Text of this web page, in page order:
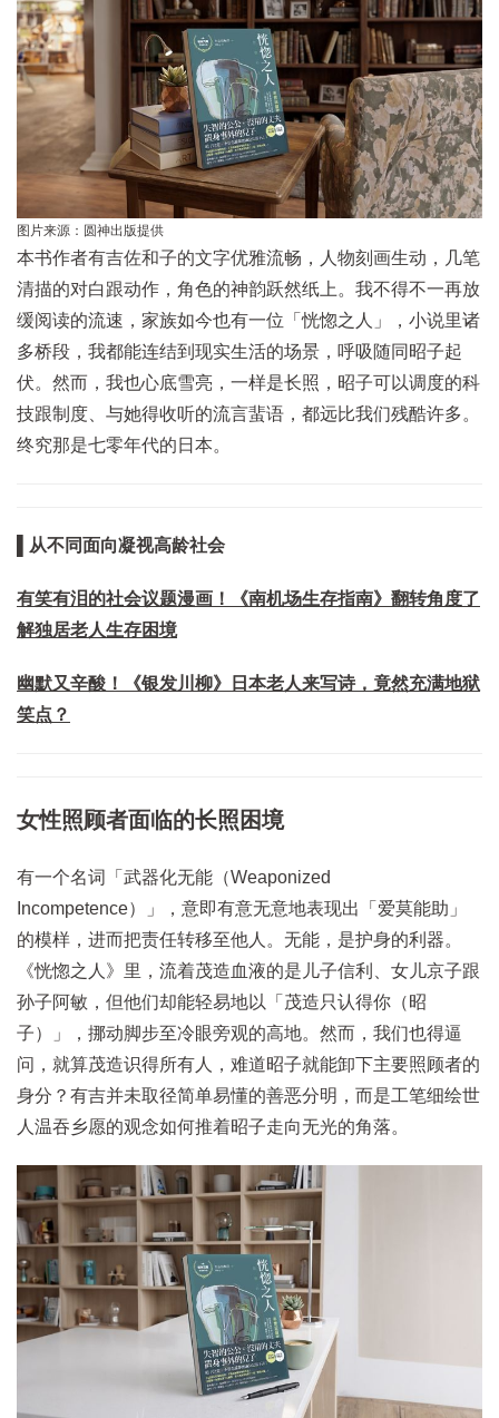
图片来源：圆神出版提供
本书作者有吉佐和子的文字优雅流畅，人物刻画生动，几笔
清描的对白跟动作，角色的神韵跃然纸上。我不得不一再放
缓阅读的流速，家族如今也有一位「恍惚之人」，小说里诸
多桥段，我都能连结到现实生活的场景，呼吸随同昭子起
伏。然而，我也心底雪亮，一样是长照，昭子可以调度的科
技跟制度、与她得收听的流言蜚语，都远比我们残酷许多。
终究那是七零年代的日本。
▌从不同面向凝视高龄社会
有笑有泪的社会议题漫画！《南机场生存指南》翻转角度了
解独居老人生存困境
幽默又辛酸！《银发川柳》日本老人来写诗，竟然充满地狱
笑点？
女性照顾者面临的长照困境
有一个名词「武器化无能（Weaponized
Incompetence）」，意即有意无意地表现出「爱莫能助」
的模样，进而把责任转移至他人。无能，是护身的利器。
《恍惚之人》里，流着茂造血液的是儿子信利、女儿京子跟
孙子阿敏，但他们却能轻易地以「茂造只认得你（昭
子）」，挪动脚步至冷眼旁观的高地。然而，我们也得逼
问，就算茂造识得所有人，难道昭子就能卸下主要照顾者的
身分？有吉并未取径简单易懂的善恶分明，而是工笔细绘世
人温吞乡愿的观念如何推着昭子走向无光的角落。